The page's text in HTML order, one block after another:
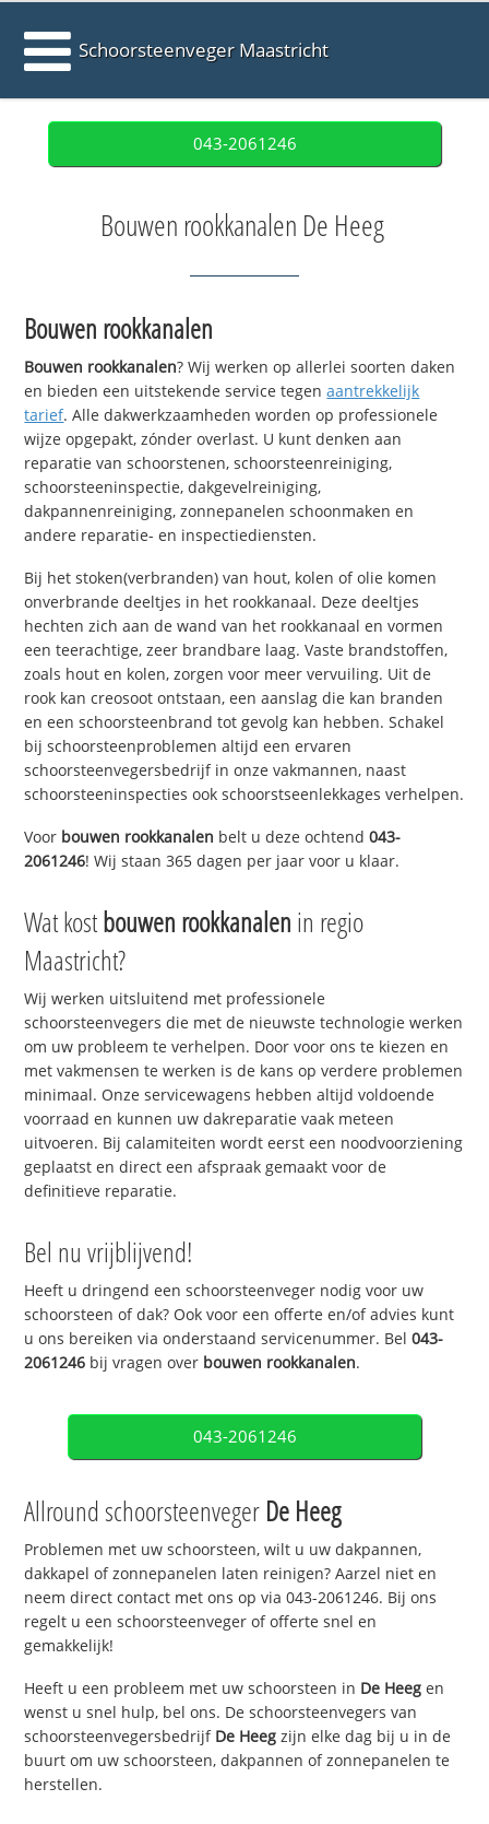
Schoorsteenveger Maastricht
043-2061246
Bouwen rookkanalen De Heeg
Bouwen rookkanalen
Bouwen rookkanalen? Wij werken op allerlei soorten daken
en bieden een uitstekende service tegenaantrekkelijk
tarief. Alle dakwerkzaamheden worden op professionele
wijze opgepakt, zónder overlast. U kunt denken aan
reparatie van schoorstenen, schoorsteenreiniging,
schoorsteeninspectie, dakgevelreiniging,
dakpannenreiniging, zonnepanelen schoonmaken en
andere reparatie- en inspectiediensten.
Bij het stoken(verbranden) van hout, kolen of olie komen
onverbrande deeltjes in het rookkanaal. Deze deeltjes
hechten zich aan de wand van het rookkanaal en vormen
een teerachtige, zeer brandbare laag. Vaste brandstoffen,
zoals hout en kolen, zorgen voor meer vervuiling. Uit de
rook kan creosoot ontstaan, een aanslag die kan branden
en een schoorsteenbrand tot gevolg kan hebben. Schakel
bij schoorsteenproblemen altijd een ervaren
schoorsteenvegersbedrijf in onze vakmannen, naast
schoorsteeninspecties ook schoorstseenlekkages verhelpen.
Voor bouwen rookkanalen belt u deze ochtend043-
2061246! Wij staan 365 dagen per jaar voor u klaar.
Wat kostbouwen rookkanalen in regio
Maastricht?
Wij werken uitsluitend met professionele
schoorsteenvegers die met de nieuwste technologie werken
om uw probleem te verhelpen. Door voor ons te kiezen en
met vakmensen te werken is de kans op verdere problemen
minimaal. Onze servicewagens hebben altijd voldoende
voorraad en kunnen uw dakreparatie vaak meteen
uitvoeren. Bij calamiteiten wordt eerst een noodvoorziening
geplaatst en direct een afspraak gemaakt voor de
definitieve reparatie.
Bel nu vrijblijvend!
Heeft u dringend een schoorsteenveger nodig voor uw
schoorsteen of dak? Ook voor een offerte en/of advies kunt
u ons bereiken via onderstaand servicenummer. Bel043-
2061246 bij vragen over bouwen rookkanalen.
043-2061246
Allround schoorsteenveger De Heeg
Problemen met uw schoorsteen, wilt u uw dakpannen,
dakkapel of zonnepanelen laten reinigen? Aarzel niet en
neem direct contact met ons op via 043-2061246. Bij ons
regelt u een schoorsteenveger of offerte snel en
gemakkelijk!
Heeft u een probleem met uw schoorsteen in De Heeg en
wenst u snel hulp, bel ons. De schoorsteenvegers van
schoorsteenvegersbedrijf De Heeg zijn elke dag bij u in de
buurt om uw schoorsteen, dakpannen of zonnepanelen te
herstellen.